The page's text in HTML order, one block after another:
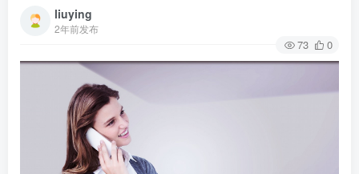
liuying
2年前发布
73 0